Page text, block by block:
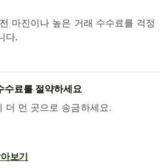
마진이나 높은 거래 수수료를 걱정
다.
수료를 절약하세요
더 먼 곳으로 송금하세요.
보기